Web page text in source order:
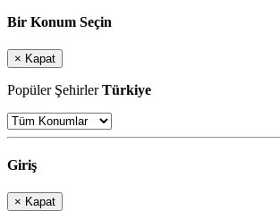
Bir Konum Seçin
× Kapat
Popüler ŞehirlerTürkiye
Giriş
× Kapat